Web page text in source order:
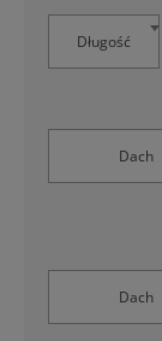
Długość
Dach
Dach